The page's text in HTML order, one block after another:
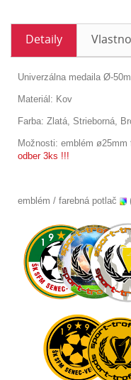
Detaily
Univerzálna medaila Ø-
Materiál: Kov
Farba: Zlatá, Strieborná,
Možnosti: emblém ø25mm
odber 3ks !!!
emblém / farebná potlač